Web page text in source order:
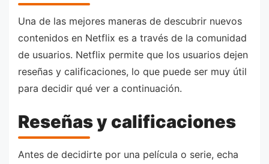
Una de las mejores maneras de descubrir nuevos
contenidos en Netflix es a través de la comunidad
de usuarios. Netflix permite que los usuarios dejen
reseñas y calificaciones, lo que puede ser muy útil
para decidir qué ver a continuación.
Reseñas y calificaciones
Antes de decidirte por una película o serie, echa